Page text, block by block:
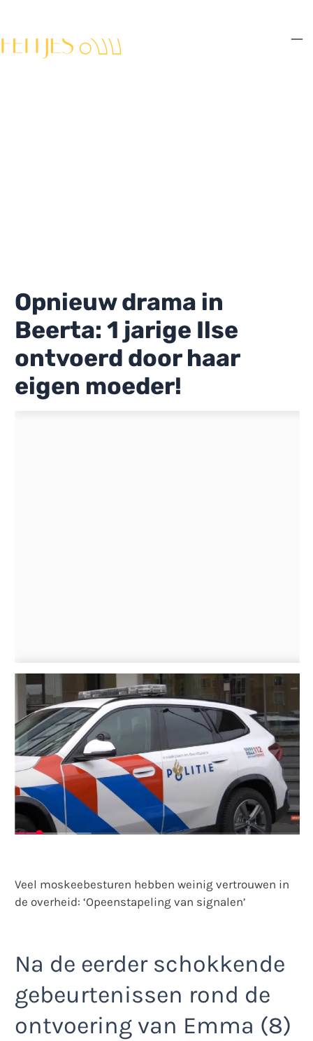
de
Opnieuw drama in
Beerta: 1 jarige Ilse
ontvoerd door haar
eigen moeder!
Veel moskeebesturen hebben weinig vertrouwen in
de overheid: ‘Opeenstapeling van signalen’
Na de eerder schokkende
gebeurtenissen rond de
ontvoering van Emma (8)